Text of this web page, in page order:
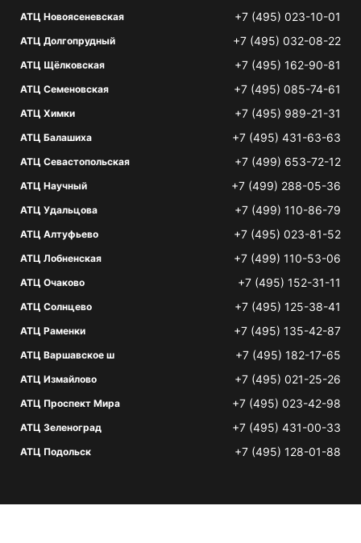
АТЦ Новоясеневская +7 (495) 023-10-01
АТЦ Долгопрудный +7 (495) 032-08-22
АТЦ Щёлковская +7 (495) 162-90-81
АТЦ Семеновская +7 (495) 085-74-61
АТЦ Химки +7 (495) 989-21-31
АТЦ Балашиха +7 (495) 431-63-63
АТЦ Севастопольская +7 (499) 653-72-12
АТЦ Научный +7 (499) 288-05-36
АТЦ Удальцова +7 (499) 110-86-79
АТЦ Алтуфьево +7 (495) 023-81-52
АТЦ Лобненская +7 (499) 110-53-06
АТЦ Очаково +7 (495) 152-31-11
АТЦ Солнцево +7 (495) 125-38-41
АТЦ Раменки +7 (495) 135-42-87
АТЦ Варшавское ш +7 (495) 182-17-65
АТЦ Измайлово +7 (495) 021-25-26
АТЦ Проспект Мира +7 (495) 023-42-98
АТЦ Зеленоград +7 (495) 431-00-33
АТЦ Подольск +7 (495) 128-01-88